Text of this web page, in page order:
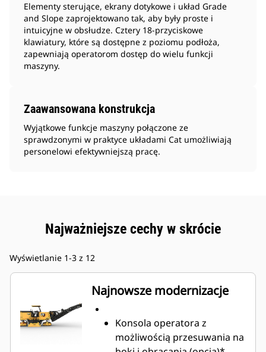
Elementy sterujące, ekrany dotykowe i układ Grade
and Slope zaprojektowano tak, aby były proste i
intuicyjne w obsłudze. Cztery 18-przyciskowe
klawiatury, które są dostępne z poziomu podłoża,
zapewniają operatorom dostęp do wielu funkcji
maszyny.
Zaawansowana konstrukcja
Wyjątkowe funkcje maszyny połączone ze
sprawdzonymi w praktyce układami Cat umożliwiają
personelowi efektywniejszą pracę.
Najważniejsze cechy w skrócie
Wyświetlanie 1-3 z 12
Najnowsze modernizacje
Konsola operatora z
możliwością przesuwania na